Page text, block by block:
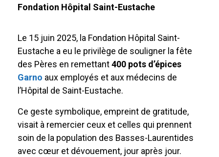
Fondation Hôpital Saint-Eustache
Le 15 juin 2025, la Fondation Hôpital Saint-
Eustache a eu le privilège de souligner la fête
des Pères en remettant400 pots d’épices
Garno aux employés et aux médecins de
l’Hôpital de Saint-Eustache.
Ce geste symbolique, empreint de gratitude,
visait à remercier ceux et celles qui prennent
soin de la population des Basses-Laurentides
avec cœur et dévouement, jour après jour.